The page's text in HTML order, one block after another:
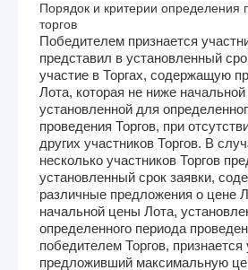
Порядок и критерии определения
торгов
Победителем признается
представил в установленный
участие в Торгах, содержащую
Лота, которая не ниже
установленной для
проведения Торгов, при
других участников Торгов. В
несколько участников Торгов
установленный срок заявки,
различные предложения о цене
начальной цены Лота,
определенного периода
победителем Торгов, признается
предложивший максимальную